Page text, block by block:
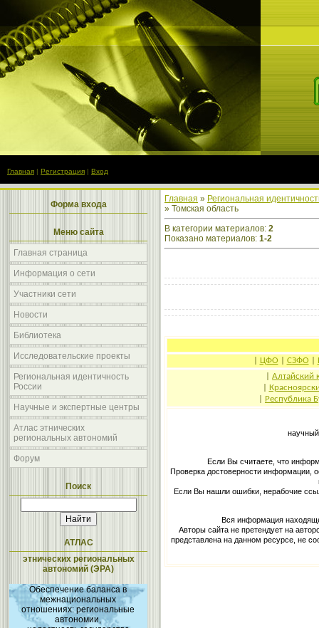
Главная | Регистрация | Вход
Форма входа
Меню сайта
Главная страница
Информация о сети
Участники сети
Новости
Библиотека
Исследовательские проекты
Региональная идентичность
России
Научные и экспертные центры
Атлас этнических
региональных автономий
Форум
Поиск
АТЛАС
этнических региональных
автономий (ЭРА)
Обеспечение баланса в
межнациональных
отношениях: региональные
автономии,
Главная » Региональная
» Томская область
В категории материалов: 2
Показано материалов: 1-2
ЦФО СЗФО
Алтайский
Республика
Если Вы считаете, что
Проверка достоверности информации,
Если Вы нашли ошибки, нерабочие
Вся информация
Авторы сайта не претендует на
представлена на данном ресурсе, не